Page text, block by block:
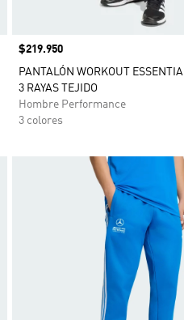
Precio
$219.950
PANTALÓN WORKOUT
3 RAYAS TEJIDO
Hombre Performance
3 colores
Añadir a la lista de deseos